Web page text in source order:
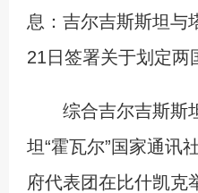
息：吉尔吉斯斯坦与
21日签署关于划定两
综合吉尔吉斯斯
坦“霍瓦尔”国家通讯
府代表团在比什凯克